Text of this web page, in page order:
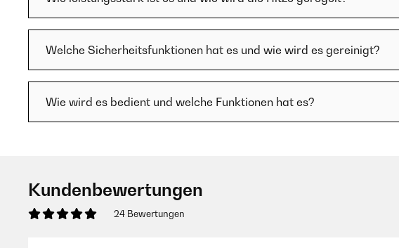
Welche Sicherheitsfunktionen hat es und wie wird es gereinigt?
Wie wird es bedient und welche Funktionen hat es?
Kundenbewertungen
24 Bewertungen